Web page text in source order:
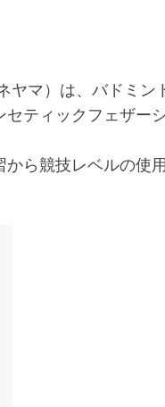
マ）は、バドミ
ティックフェザ
ら競技レベルの